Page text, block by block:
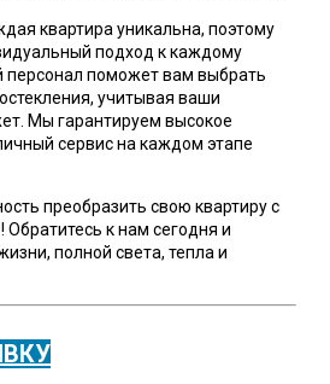
квартира уникальна, поэтому
подход к каждому
персонал поможет вам выбрать
учитывая ваши
Мы гарантируем высокое
сервис на каждом этапе
преобразить свою квартиру с
к нам сегодня и
полной света, тепла и